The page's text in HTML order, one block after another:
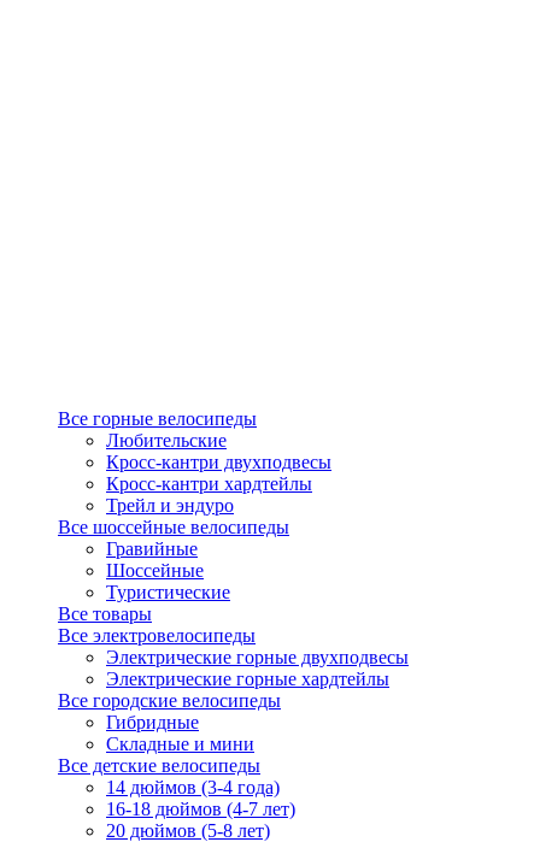
Все горные велосипеды
Любительские
Кросс-кантри двухподвесы
Кросс-кантри хардтейлы
Трейл и эндуро
Все шоссейные велосипеды
Гравийные
Шоссейные
Туристические
Все товары
Все электровелосипеды
Электрические горные двухподвесы
Электрические горные хардтейлы
Все городские велосипеды
Гибридные
Складные и мини
Все детские велосипеды
14 дюймов (3-4 года)
16-18 дюймов (4-7 лет)
20 дюймов (5-8 лет)